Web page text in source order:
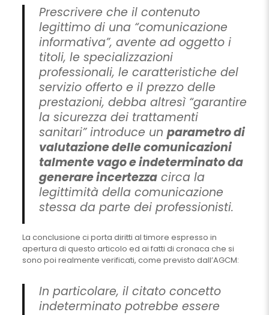
Prescrivere che il contenuto
legittimo di una “comunicazione
informativa”, avente ad oggetto i
titoli, le specializzazioni
professionali, le caratteristiche del
servizio offerto e il prezzo delle
prestazioni, debba altresì “garantire
la sicurezza dei trattamenti
sanitari” introduce un parametro di
valutazione delle comunicazioni
talmente vago e indeterminato da
generare incertezzacirca la
legittimità della comunicazione
stessa da parte dei professionisti.
La conclusione ci porta diritti al timore espresso in
apertura di questo articolo ed ai fatti di cronaca che si
sono poi realmente verificati, come previsto dall’AGCM:
In particolare, il citato concetto
indeterminato potrebbe essere